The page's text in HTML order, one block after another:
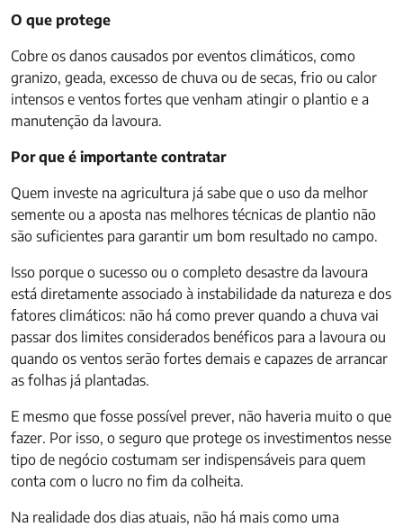
O que protege
Cobre os danos causados por eventos climáticos, como
granizo, geada, excesso de chuva ou de secas, frio ou calor
intensos e ventos fortes que venham atingir o plantio e a
manutenção da lavoura.
Por que é importante contratar
Quem investe na agricultura já sabe que o uso da melhor
semente ou a aposta nas melhores técnicas de plantio não
são suficientes para garantir um bom resultado no campo.
Isso porque o sucesso ou o completo desastre da lavoura
está diretamente associado à instabilidade da natureza e dos
fatores climáticos: não há como prever quando a chuva vai
passar dos limites considerados benéficos para a lavoura ou
quando os ventos serão fortes demais e capazes de arrancar
as folhas já plantadas.
E mesmo que fosse possível prever, não haveria muito o que
fazer. Por isso, o seguro que protege os investimentos nesse
tipo de negócio costumam ser indispensáveis para quem
conta com o lucro no fim da colheita.
Na realidade dos dias atuais, não há mais como uma